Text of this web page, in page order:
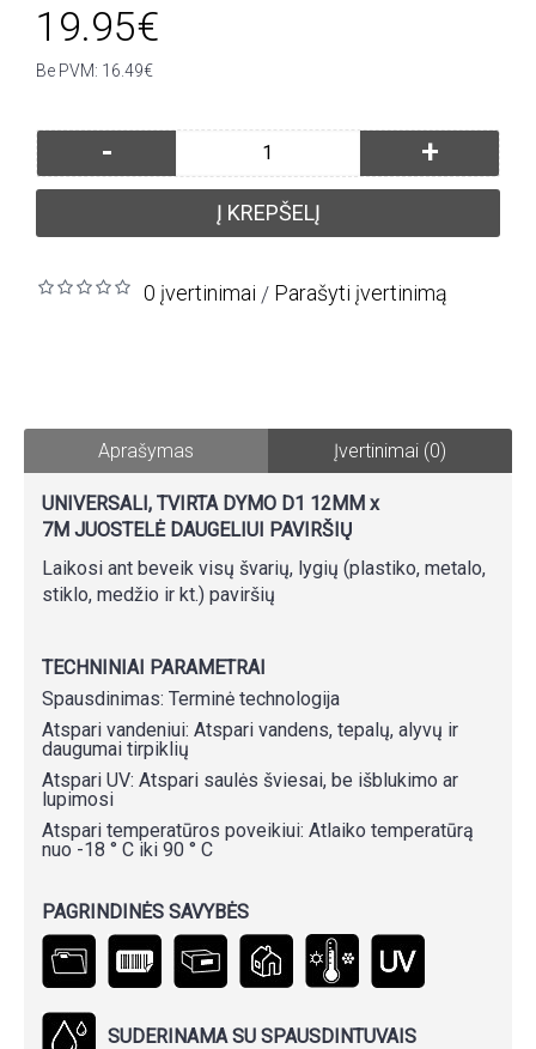
19.95€
Be PVM: 16.49€
- +
Į KREPŠELĮ
0 įvertinimai / Parašyti įvertinimą
Aprašymas Įvertinimai (0)
UNIVERSALI, TVIRTA DYMO D1 12MM x
7M JUOSTELĖ DAUGELIUI PAVIRŠIŲ
Laikosi ant beveik visų švarių, lygių (plastiko, metalo,
stiklo, medžio ir kt.) paviršių
TECHNINIAI PARAMETRAI
Spausdinimas: Terminė technologija
Atspari vandeniui: Atspari vandens, tepalų, alyvų ir
daugumai tirpiklių
Atspari UV: Atspari saulės šviesai, be išblukimo ar
lupimosi
Atspari temperatūros poveikiui: Atlaiko temperatūrą
nuo -18 ° C iki 90 ° C
PAGRINDINĖS SAVYBĖS
SUDERINAMA SU SPAUSDINTUVAIS